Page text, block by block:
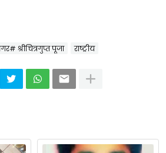
श्रीचित्रगुप्त पूजा राष्ट्रीय